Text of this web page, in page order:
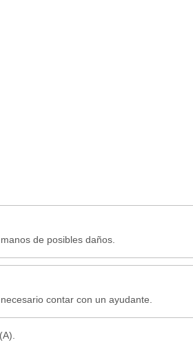
de posibles daños.
contar con un ayudante.